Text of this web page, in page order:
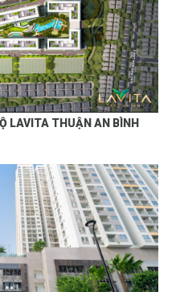
LAVITA THUẬN AN BÌNH